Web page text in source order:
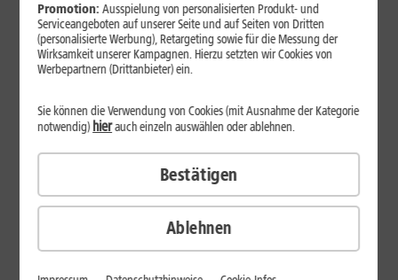
29,
Verfügbarkeit prüfen
Promotion:Ausspielung von personalisierten Produkt- und
Serviceangeboten auf unserer Seite und auf Seiten von Dritten
(personalisierte Werbung), Retargeting sowie für die Messung der
Wirksamkeit unserer Kampagnen. Hierzu setzten wir Cookies von
Werbepartnern (Drittanbieter) ein.
Ablehnen
Sie können die Verwendung von Cookies (mit Ausnahme der Kategorie
notwendig)hierauch einzeln auswählen oder ablehnen.
Bestätigen